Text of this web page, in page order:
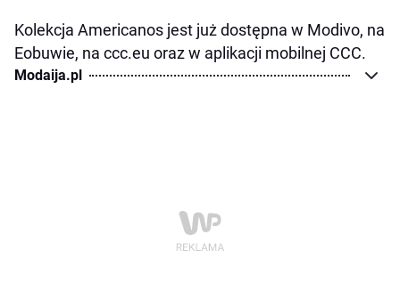
Kolekcja Americanos jest już dostępna w Modivo, na
Eobuwie, na ccc.eu oraz w aplikacji mobilnej CCC.
Modaija.pl